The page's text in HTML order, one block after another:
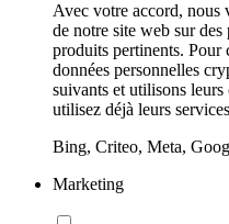
Avec votre accord, nous
de notre site web sur
produits pertinents. Pour
données personnelles
suivants et utilisons
utilisez déjà leurs
Bing, Criteo, Meta,
Marketing